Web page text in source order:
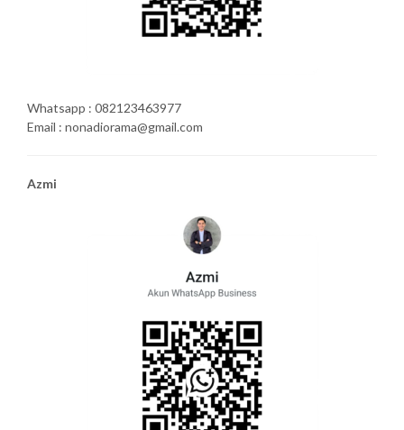
Whatsapp : 082123463977
Email : nonadiorama@gmail.com
Azmi